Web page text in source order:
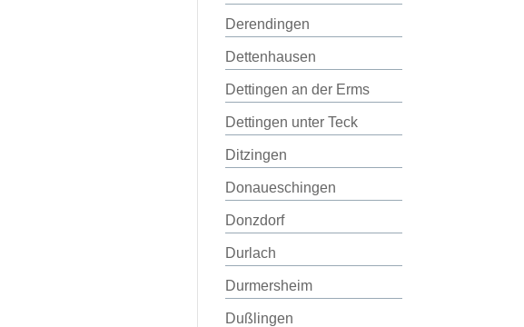
Derendingen
Dettenhausen
Dettingen an der Erms
Dettingen unter Teck
Ditzingen
Donaueschingen
Donzdorf
Durlach
Durmersheim
Dußlingen